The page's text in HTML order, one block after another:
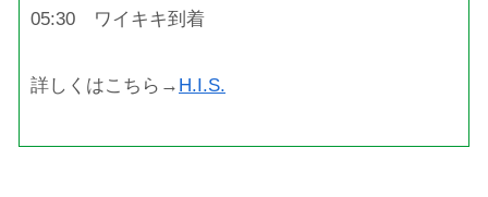
05:30 ワイキキ到着
詳しくはこちら→ H.I.S.